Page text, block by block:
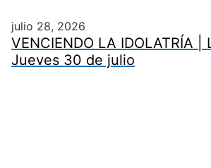
julio 28, 2026
VENCIENDO LA IDOLATRÍA |
Jueves 30 de julio